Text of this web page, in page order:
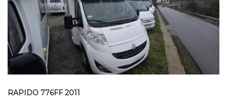
RAPIDO 776FF 2011